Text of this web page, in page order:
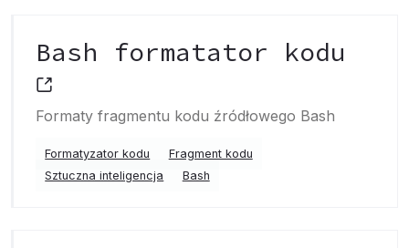
Bash formatator kodu
Formaty fragmentu kodu źródłowego Bash
Formatyzator kodu
Fragment kodu
Sztuczna inteligencja
Bash